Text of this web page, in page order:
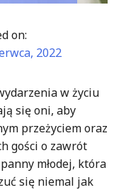
on:
2022
w życiu
się oni, aby
przeżyciem oraz
gości o zawrót
panny młodej, która
się niemal jak